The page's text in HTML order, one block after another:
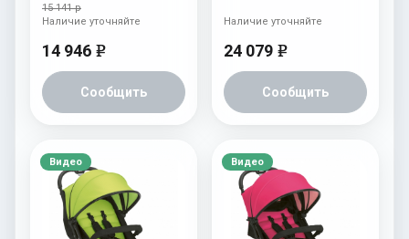
15 141 р
14 946 e
Сообщить
Наличие уточняйте
24 079 e
Сообщить
Наличие уточняйте
Видео Видео